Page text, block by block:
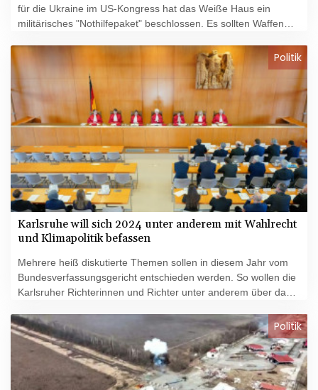
für die Ukraine im US-Kongress hat das Weiße Haus ein
militärisches "Nothilfepaket" beschlossen. Es sollten Waffen
Millionen Euro) für Kiew bereitgestellt werden, kündigte am
Dienstag der Nationale Sicherheitsberater Jake Sullivan vor
Journalisten an. Damit solle auf "einige der dringendsten
Bedürfnisse" der ukrainischen Armee reagiert werden.
Politik
Karlsruhe will sich 2024 unter anderem mit Wahlrecht
und Klimapolitik befassen
Mehrere heiß diskutierte Themen sollen in diesem Jahr vom
Bundesverfassungsgericht entschieden werden. So wollen die
Karlsruher Richterinnen und Richter unter anderem über das
erworbene Immobilien und die Klimapolitik entscheiden, wie
aus der Jahresvorausschau vom Dienstag hervorgeht. Zwei
Verhandlungstermine und ein Urteil sind bereits terminiert.
Politik